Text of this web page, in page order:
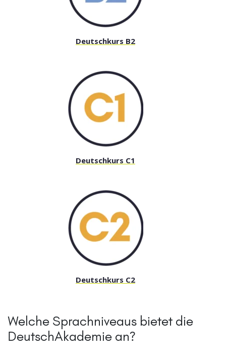
Deutschkurs B2
Deutschkurs C1
Deutschkurs C2
Welche Sprachniveaus bietet die
DeutschAkademie an?